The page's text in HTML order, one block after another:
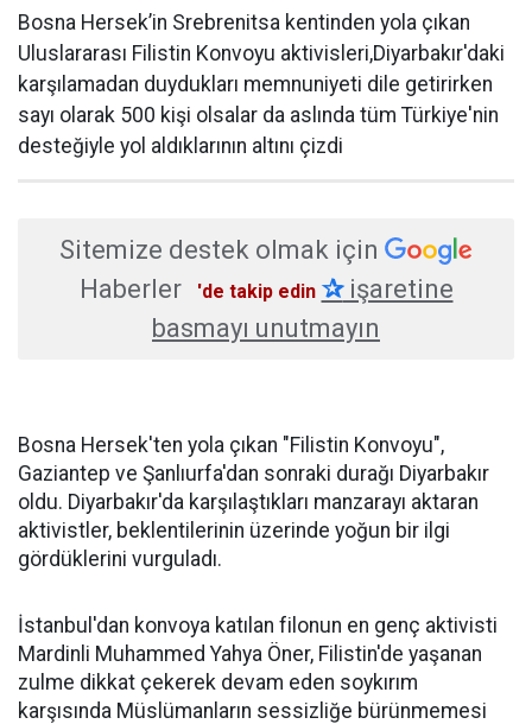
Bosna Hersek’in Srebrenitsa kentinden yola çıkan
Uluslararası Filistin Konvoyu aktivisleri,Diyarbakır'daki
karşılamadan duydukları memnuniyeti dile getirirken
sayı olarak 500 kişi olsalar da aslında tüm Türkiye'nin
desteğiyle yol aldıklarının altını çizdi
Sitemize destek olmak için
Haberler
'de takip edin ✰işaretine
basmayı unutmayın
Bosna Hersek'ten yola çıkan "Filistin Konvoyu",
Gaziantep ve Şanlıurfa'dan sonraki durağı Diyarbakır
oldu. Diyarbakır'da karşılaştıkları manzarayı aktaran
aktivistler, beklentilerinin üzerinde yoğun bir ilgi
gördüklerini vurguladı.
İstanbul'dan konvoya katılan filonun en genç aktivisti
Mardinli Muhammed Yahya Öner, Filistin'de yaşanan
zulme dikkat çekerek devam eden soykırım
karşısında Müslümanların sessizliğe bürünmemesi